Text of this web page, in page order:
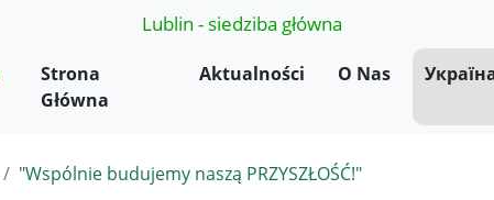
Lublin - siedziba główna
Strona
Główna
Aktualności O Nas
"Wspólnie budujemy naszą PRZYSZŁOŚĆ!"